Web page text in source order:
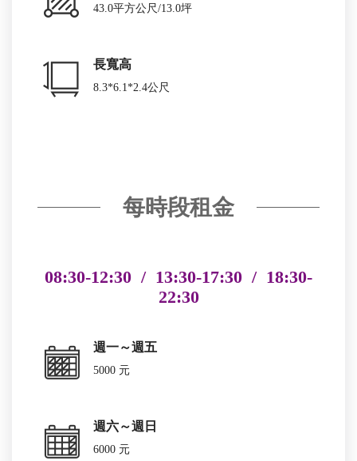
43.0平方公尺/13.0坪
長寬高
8.3*6.1*2.4公尺
每時段租金
08:30-12:30 / 13:30-17:30 / 18:30-
22:30
週一～週五
5000 元
週六～週日
6000 元